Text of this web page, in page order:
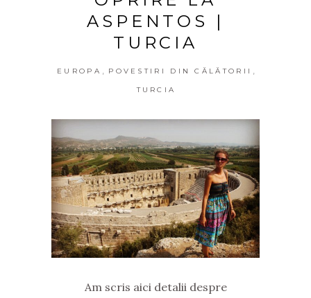
ASPENTOS |
TURCIA
EUROPA , POVESTIRI DIN CĂLĂTORII ,
TURCIA
Am scris aici detalii despre